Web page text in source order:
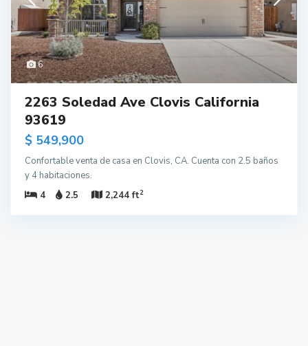
6
2263 Soledad Ave Clovis California
93619
$ 549,900
Confortable venta de casa en Clovis, CA. Cuenta con 2.5 baños
y 4 habitaciones.
4
2.5 2,244 ft2